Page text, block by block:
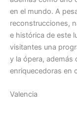
en el mundo. A
reconstrucciones,
e histórica de este
visitantes una
y la ópera, además
enriquecedoras en
Valencia